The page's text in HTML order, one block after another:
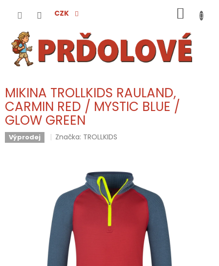
CZK
KOŠÍK
MIKINA TROLLKIDS RAULAND,
CARMIN RED / MYSTIC BLUE /
GLOW GREEN
Výprodej Značka: TROLLKIDS